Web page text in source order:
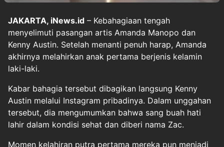
JAKARTA, iNews.id – Kebahagiaan tengah
menyelimuti pasangan artis Amanda Manopo dan
Kenny Austin. Setelah menanti penuh harap, Amanda
akhirnya melahirkan anak pertama berjenis kelamin
laki-laki.
Kabar bahagia tersebut dibagikan langsung Kenny
Austin melalui Instagram pribadinya. Dalam unggahan
tersebut, dia mengumumkan bahwa sang buah hati
lahir dalam kondisi sehat dan diberi nama Zac.
Momen kelahiran putra pertama mereka pun menjadi